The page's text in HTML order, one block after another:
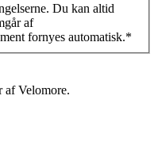
Du kan altid
af
fornyes automatisk.*
af Velomore.